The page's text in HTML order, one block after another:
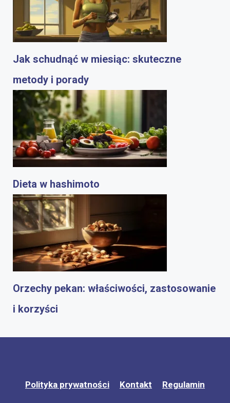
Jak schudnąć w miesiąc: skuteczne
metody i porady
Dieta w hashimoto
Orzechy pekan: właściwości, zastosowanie
i korzyści
Polityka prywatności Kontakt Regulamin